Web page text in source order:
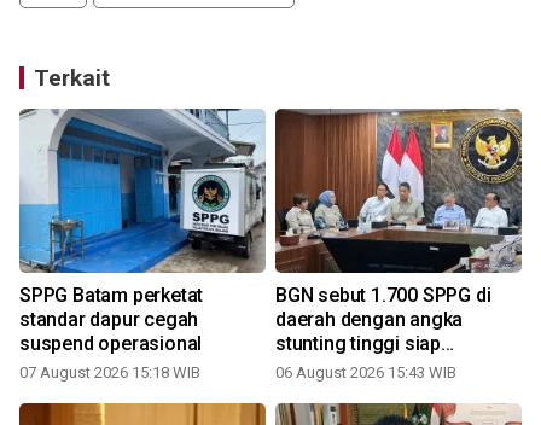
Terkait
SPPG Batam perketat
standar dapur cegah
suspend operasional
07 August 2026 15:18 WIB
BGN sebut 1.700 SPPG di
daerah dengan angka
stunting tinggi siap
beroperasi
06 August 2026 15:43 WIB